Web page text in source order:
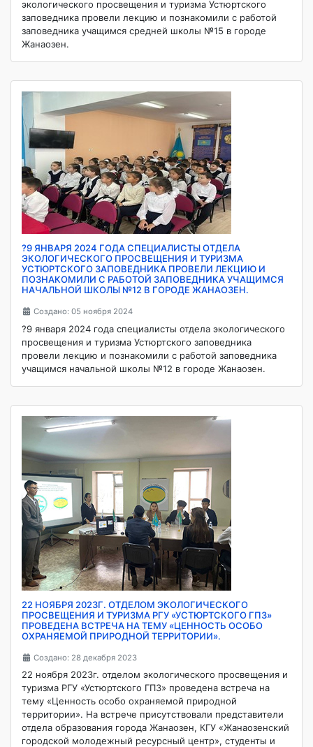
экологического просвещения и туризма Устюртского
заповедника провели лекцию и познакомили с работой
заповедника учащимся средней школы №15 в городе
Жанаозен.
?9 ЯНВАРЯ 2024 ГОДА СПЕЦИАЛИСТЫ ОТДЕЛА
ЭКОЛОГИЧЕСКОГО ПРОСВЕЩЕНИЯ И ТУРИЗМА
УСТЮРТСКОГО ЗАПОВЕДНИКА ПРОВЕЛИ ЛЕКЦИЮ И
ПОЗНАКОМИЛИ С РАБОТОЙ ЗАПОВЕДНИКА УЧАЩИМСЯ
НАЧАЛЬНОЙ ШКОЛЫ №12 В ГОРОДЕ ЖАНАОЗЕН.
Создано: 05 ноября 2024
?9 января 2024 года специалисты отдела экологического
просвещения и туризма Устюртского заповедника
провели лекцию и познакомили с работой заповедника
учащимся начальной школы №12 в городе Жанаозен.
22 НОЯБРЯ 2023Г. ОТДЕЛОМ ЭКОЛОГИЧЕСКОГО
ПРОСВЕЩЕНИЯ И ТУРИЗМА РГУ «УСТЮРТСКОГО ГПЗ»
ПРОВЕДЕНА ВСТРЕЧА НА ТЕМУ «ЦЕННОСТЬ ОСОБО
ОХРАНЯЕМОЙ ПРИРОДНОЙ ТЕРРИТОРИИ».
Создано: 28 декабря 2023
22 ноября 2023г. отделом экологического просвещения и
туризма РГУ «Устюртского ГПЗ» проведена встреча на
тему «Ценность особо охраняемой природной
территории». На встрече присутствовали представители
отдела образования города Жанаозен, КГУ «Жанаозенский
городской молодежный ресурсный центр», студенты и